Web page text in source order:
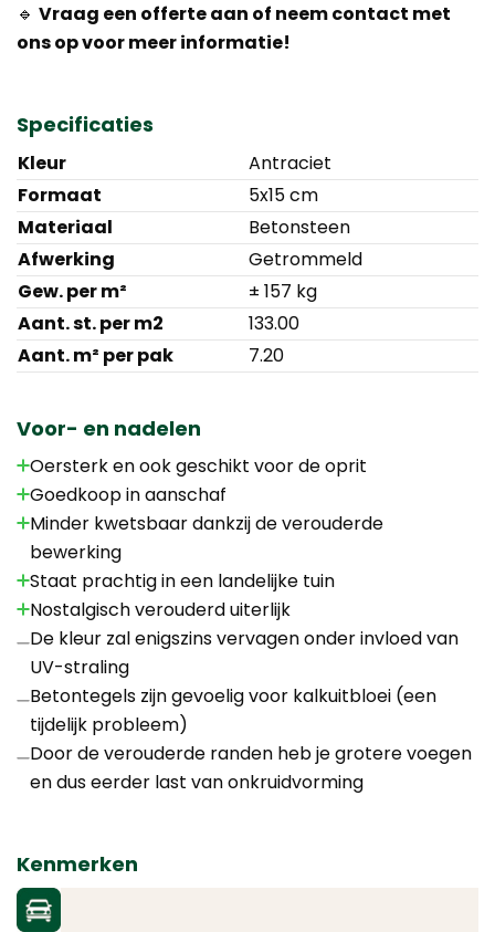
🔹 Vraag een offerte aan of neem contact met
ons op voor meer informatie!
Specificaties
Kleur
Antraciet
Formaat
5x15 cm
Materiaal
Betonsteen
Afwerking
Getrommeld
Gew. per m²
± 157 kg
Aant. st. per m2
133.00
Aant. m² per pak
7.20
Voor- en nadelen
Oersterk en ook geschikt voor de oprit
Goedkoop in aanschaf
Minder kwetsbaar dankzij de verouderde
bewerking
Staat prachtig in een landelijke tuin
Nostalgisch verouderd uiterlijk
De kleur zal enigszins vervagen onder invloed van
UV-straling
Betontegels zijn gevoelig voor kalkuitbloei (een
tijdelijk probleem)
Door de verouderde randen heb je grotere voegen
en dus eerder last van onkruidvorming
Kenmerken